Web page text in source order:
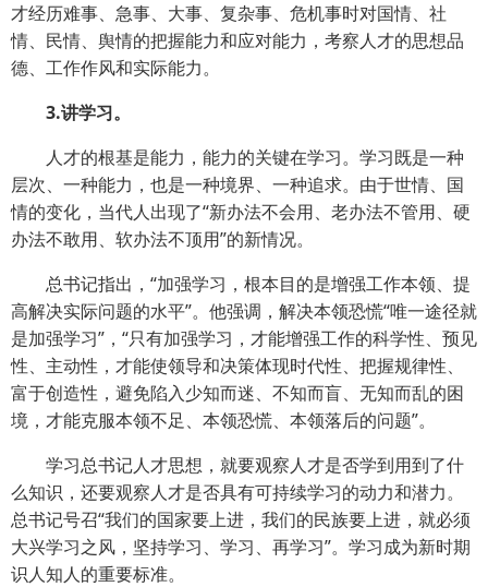
才经历难事、急事、大事、复杂事、危机事时对国情、社
情、民情、舆情的把握能力和应对能力，考察人才的思想品
德、工作作风和实际能力。
3.讲学习。
人才的根基是能力，能力的关键在学习。学习既是一种
层次、一种能力，也是一种境界、一种追求。由于世情、国
情的变化，当代人出现了“新办法不会用、老办法不管用、硬
办法不敢用、软办法不顶用”的新情况。
总书记指出，“加强学习，根本目的是增强工作本领、提
高解决实际问题的水平”。他强调，解决本领恐慌“唯一途径就
是加强学习”，“只有加强学习，才能增强工作的科学性、预见
性、主动性，才能使领导和决策体现时代性、把握规律性、
富于创造性，避免陷入少知而迷、不知而盲、无知而乱的困
境，才能克服本领不足、本领恐慌、本领落后的问题”。
学习总书记人才思想，就要观察人才是否学到用到了什
么知识，还要观察人才是否具有可持续学习的动力和潜力。
总书记号召“我们的国家要上进，我们的民族要上进，就必须
大兴学习之风，坚持学习、学习、再学习”。学习成为新时期
识人知人的重要标准。